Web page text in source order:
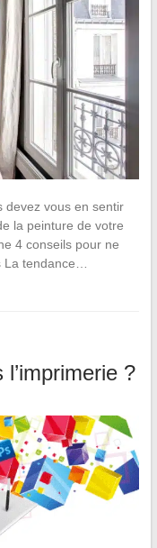
devez vous en sentir
la peinture de votre
4 conseils pour ne
tendance…
?